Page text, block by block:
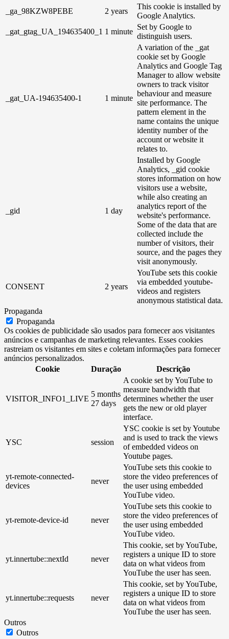
_ga_98KZW8PEBE
2 years
This cookie is installed by
Google Analytics.
_gat_gtag_UA_194635400_1 1 minute
Set by Google to
distinguish users.
_gat_UA-194635400-1 1 minute
A variation of the _gat
cookie set by Google
Analytics and Google Tag
Manager to allow website
owners to track visitor
behaviour and measure
site performance. The
pattern element in the
name contains the unique
identity number of the
account or website it
relates to.
_gid 1 day
Installed by Google
Analytics, _gid cookie
stores information on how
visitors use a website,
while also creating an
analytics report of the
website's performance.
Some of the data that are
collected include the
number of visitors, their
source, and the pages they
visit anonymously.
CONSENT 2 years
YouTube sets this cookie
via embedded youtube-
videos and registers
anonymous statistical data.
Propaganda
Propaganda
Os cookies de publicidade são usados ​​para fornecer aos visitantes
anúncios e campanhas de marketing relevantes. Esses cookies
rastreiam os visitantes em sites e coletam informações para fornecer
anúncios personalizados.
Cookie
Duração Descrição
VISITOR_INFO1_LIVE
5 months
27 days
A cookie set by YouTube to
measure bandwidth that
determines whether the user
gets the new or old player
interface.
YSC session
YSC cookie is set by Youtube
and is used to track the views
of embedded videos on
Youtube pages.
yt-remote-connected-
devices
never
YouTube sets this cookie to
store the video preferences of
the user using embedded
YouTube video.
yt-remote-device-id never
YouTube sets this cookie to
store the video preferences of
the user using embedded
YouTube video.
yt.innertube::nextId never
This cookie, set by YouTube,
registers a unique ID to store
data on what videos from
YouTube the user has seen.
yt.innertube::requests never
This cookie, set by YouTube,
registers a unique ID to store
data on what videos from
YouTube the user has seen.
Outros
Outros